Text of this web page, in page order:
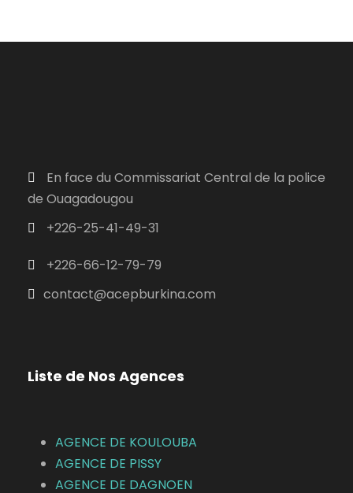
En face du Commissariat Central de la police
de Ouagadougou
+226-25-41-49-31
+226-66-12-79-79
contact@acepburkina.com
Liste de Nos Agences
AGENCE DE KOULOUBA
AGENCE DE PISSY
AGENCE DE DAGNOEN